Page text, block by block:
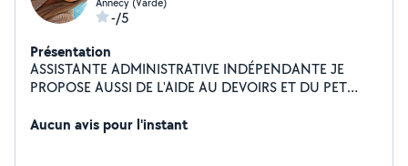
d'entreprise, je peux également vous accompagner sur
la création et/ou l'optimisation de votre Business Plan.
-/5
Présentation
ASSISTANTE ADMINISTRATIVE INDÉPENDANTE JE
PROPOSE AUSSI DE L'AIDE AU DEVOIRS ET DU PET
Aucun avis pour l'instant